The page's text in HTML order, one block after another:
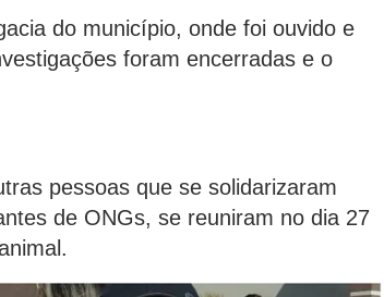
do município, onde foi ouvido e
foram encerradas e o
pessoas que se solidarizaram
de ONGs, se reuniram no dia 27